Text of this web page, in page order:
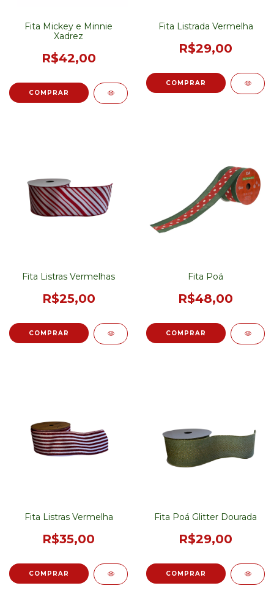
Fita Mickey e Minnie
Xadrez
R$42,00
Fita Listrada Vermelha
R$29,00
Fita Listras Vermelhas
R$25,00
Fita Poá
R$48,00
Fita Listras Vermelha
R$35,00
Fita Poá Glitter Dourada
R$29,00